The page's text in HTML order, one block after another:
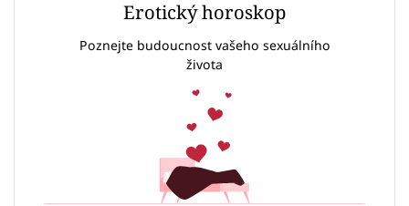
Erotický horoskop
Poznejte budoucnost vašeho sexuálního
života